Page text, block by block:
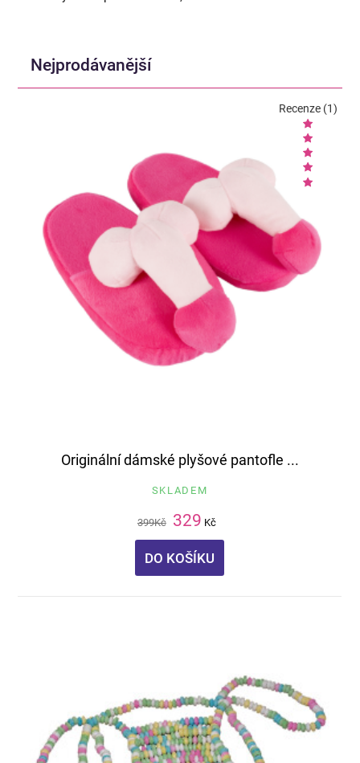
Nejprodávanější
Originální dámské plyšové pantofle ...
SKLADEM
399Kč 329 Kč
DO KOŠÍKU
Recenze (1)